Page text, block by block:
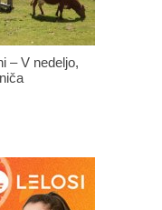
– V nedeljo,